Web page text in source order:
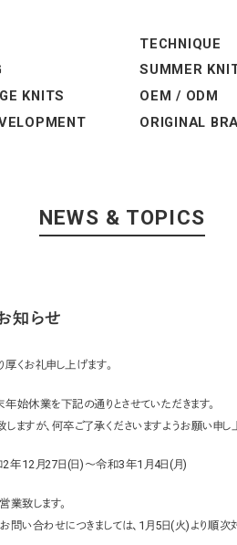
KNITS
TECHNIQUE
SUMMER
OEM / ODM
ORIGINAL
NEWS & TOPICS
知らせ
くお礼申し上げます。
始休業を下記の通りとさせていただきます。
ますが、何卒ご了承くださいますようお願い申し
12月27日(日)～令和3年1月4日(月)
致します。
い合わせにつきましては、1月5日(火)より順次